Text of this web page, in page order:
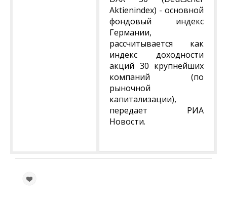
Aktienindex) - основной
фондовый индекс
Германии,
рассчитывается как
индекс доходности
акций 30 крупнейших
компаний (по
рыночной
капитализации),
передает РИА
Новости.